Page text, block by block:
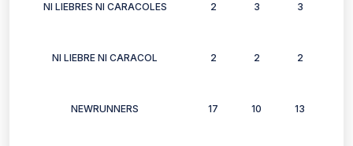
NI LIEBRES NI CARACOLES 2 3 3
NI LIEBRE NI CARACOL 2 2 2
NEWRUNNERS 17 10 13